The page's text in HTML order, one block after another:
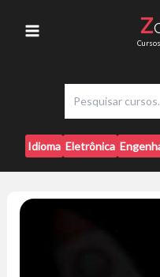
Menu
Z
Idioma Eletrônica
Tulio